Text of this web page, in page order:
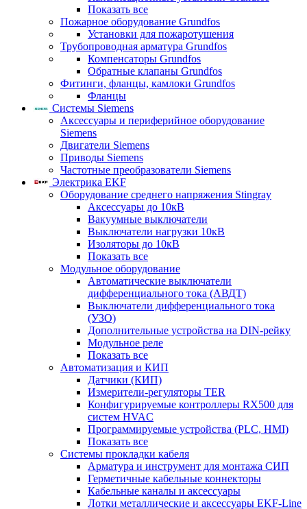
Показать все
Пожарное оборудование Grundfos
Установки для пожаротушения
Трубопроводная арматура Grundfos
Компенсаторы Grundfos
Обратные клапаны Grundfos
Фитинги, фланцы, камлоки Grundfos
Фланцы
Системы Siemens
Аксессуары и периферийное оборудование
Siemens
Двигатели Siemens
Приводы Siemens
Частотные преобразователи Siemens
Электрика EKF
Оборудование среднего напряжения Stingray
Аксессуары до 10кВ
Вакуумные выключатели
Выключатели нагрузки 10кВ
Изоляторы до 10кВ
Показать все
Модульное оборудование
Автоматические выключатели
дифференциального тока (АВДТ)
Выключатели дифференциального тока
(УЗО)
Дополнительные устройства на DIN-рейку
Модульное реле
Показать все
Автоматизация и КИП
Датчики (КИП)
Измерители-регуляторы TER
Конфигурируемые контроллеры RX500 для
систем HVAC
Программируемые устройства (PLC, HMI)
Показать все
Системы прокладки кабеля
Арматура и инструмент для монтажа СИП
Герметичные кабельные коннекторы
Кабельные каналы и аксессуары
Лотки металлические и аксессуары EKF-Line